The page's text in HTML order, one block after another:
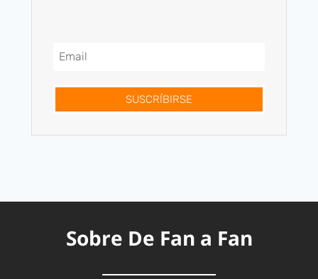
SUSCRÍBIRSE
Sobre De Fan a Fan